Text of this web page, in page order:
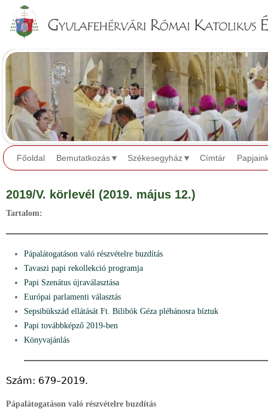
Főoldal Bemutatkozás Székesegyház Címtár
2019/V. körlevél (2019. május 12.)
Tartalom:
Pápalátogatáson való részvételre buzdítás
Tavaszi papi rekollekció programja
Papi Szenátus újraválasztása
Európai parlamenti választás
Sepsibükszád ellátását Ft. Bilibók Géza plébánosra bíztuk
Papi továbbképző 2019-ben
Könyvajánlás
Szám: 679–2019.
Pápalátogatáson való részvételre buzdítás